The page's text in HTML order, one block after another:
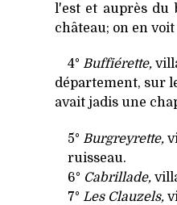
l'est et auprès du
château; on en
4° Buffiérette,
département, sur
avait jadis une
5° Burgreyrette,
ruisseau.
6° Cabrillade,
7° Les Clauzels,